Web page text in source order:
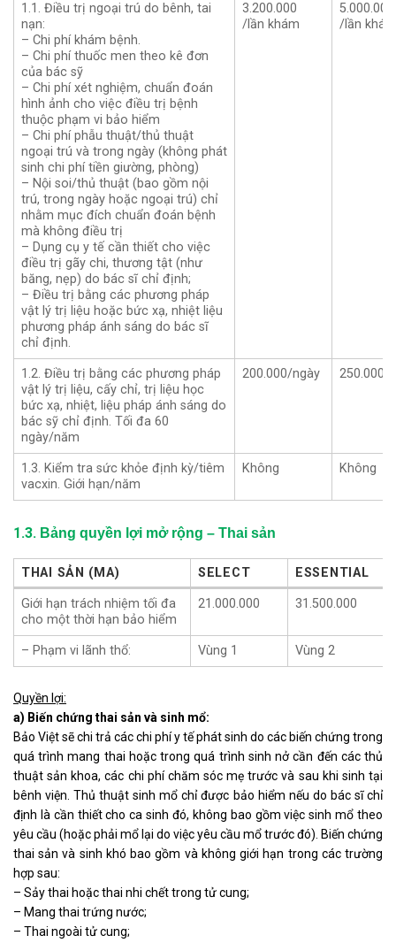
1.1. Điều trị ngoại trú do bênh, tai
nạn:
– Chi phí khám bệnh.
– Chi phí thuốc men theo kê đơn
của bác sỹ
– Chi phí xét nghiệm, chuẩn đoán
hình ảnh cho việc điều trị bệnh
thuộc phạm vi bảo hiểm
– Chi phí phẫu thuật/thủ thuật
ngoại trú và trong ngày (không phát
sinh chi phí tiền giường, phòng)
– Nội soi/thủ thuật (bao gồm nội
trú, trong ngày hoặc ngoại trú) chỉ
nhằm mục đích chuẩn đoán bệnh
mà không điều trị
– Dụng cụ y tế cần thiết cho việc
điều trị gãy chi, thương tật (như
băng, nẹp) do bác sĩ chỉ định;
– Điều trị bằng các phương pháp
vật lý trị liệu hoặc bức xạ, nhiệt liệu
phương pháp ánh sáng do bác sĩ
chỉ định.
3.200.000
/lần khám
5.000.000
/lần khám
1.2. Điều trị bằng các phương pháp
vật lý trị liệu, cấy chỉ, trị liệu học
bức xạ, nhiệt, liệu pháp ánh sáng do
bác sỹ chỉ định. Tối đa 60
ngày/năm
200.000/ngày 250.000/
1.3. Kiểm tra sức khỏe định kỳ/tiêm
vacxin. Giới hạn/năm
Không Không
1.3. Bảng quyền lợi mở rộng – Thai sản
THAI SẢN (MA) SELECT ESSENTIAL
THAI SẢN (MA)
SELECT ESSENTIAL
Giới hạn trách nhiệm tối đa
cho một thời hạn bảo hiểm
21.000.000 31.500.000
– Phạm vi lãnh thổ: Vùng 1 Vùng 2
Quyền lợi:
a) Biến chứng thai sản và sinh mổ:
Bảo Việt sẽ chi trả các chi phí y tế phát sinh do các biến chứng trong
quá trình mang thai hoặc trong quá trình sinh nở cần đến các thủ
thuật sản khoa, các chi phí chăm sóc mẹ trước và sau khi sinh tại
bênh viện. Thủ thuật sinh mổ chỉ được bảo hiểm nếu do bác sĩ chỉ
định là cần thiết cho ca sinh đó, không bao gồm việc sinh mổ theo
yêu cầu (hoặc phải mổ lại do việc yêu cầu mổ trước đó). Biến chứng
thai sản và sinh khó bao gồm và không giới hạn trong các trường
hợp sau:
– Sảy thai hoặc thai nhi chết trong tử cung;
– Mang thai trứng nước;
– Thai ngoài tử cung;